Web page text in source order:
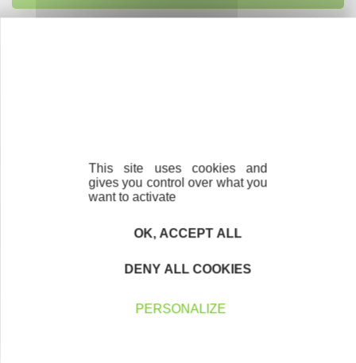
Tous les mois, retrouvez toute l’actualité de notre
association dans notre newsletter !
This site uses cookies and
gives you control over what you
want to activate
OK, ACCEPT ALL
DENY ALL COOKIES
PERSONALIZE